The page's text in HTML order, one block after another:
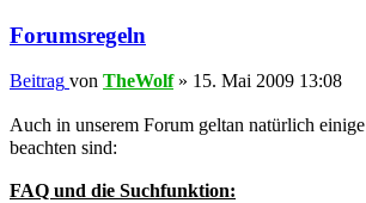
Forumsregeln
Beitrag von TheWolf» 15. Mai 2009 13:08
Auch in unserem Forum geltan natürlich einige
beachten sind:
FAQ und die Suchfunktion: